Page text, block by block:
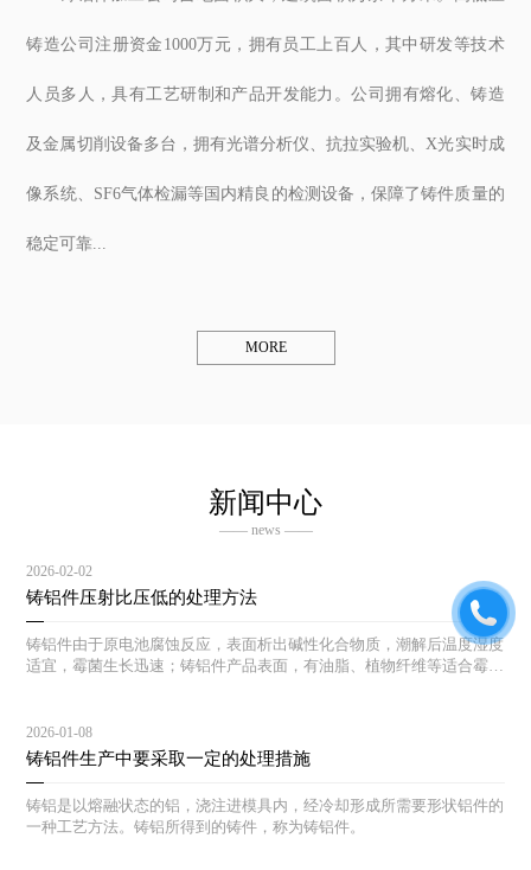
铸造公司注册资金1000万元，拥有员工上百人，其中研发等技术
人员多人，具有工艺研制和产品开发能力。公司拥有熔化、铸造
及金属切削设备多台，拥有光谱分析仪、抗拉实验机、X光实时成
像系统、SF6气体检漏等国内精良的检测设备，保障了铸件质量的
稳定可靠...
MORE
新闻中心
—— news ——
2026-02-02
铸铝件压射比压低的处理方法
铸铝件由于原电池腐蚀反应，表面析出碱性化合物质，潮解后温度湿度
适宜，霉菌生长迅速；铸铝件产品表面，有油脂、植物纤维等适合霉菌
2026-01-08
铸铝件生产中要采取一定的处理措施
铸铝是以熔融状态的铝，浇注进模具内，经冷却形成所需要形状铝件的
一种工艺方法。铸铝所得到的铸件，称为铸铝件。